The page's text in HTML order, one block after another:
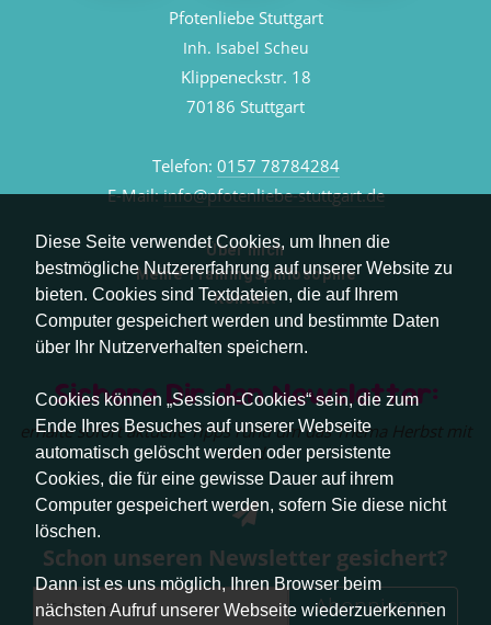
Diese Seite verwendet Cookies, um Ihnen die
bestmögliche Nutzererfahrung auf unserer Website zu
bieten. Cookies sind Textdateien, die auf Ihrem
Computer gespeichert werden und bestimmte Daten
über Ihr Nutzerverhalten speichern.
Cookies können „Session-Cookies“ sein, die zum
Ende Ihres Besuches auf unserer Webseite
automatisch gelöscht werden oder persistente
Cookies, die für eine gewisse Dauer auf ihrem
Computer gespeichert werden, sofern Sie diese nicht
löschen.
Dann ist es uns möglich, Ihren Browser beim
nächsten Aufruf unserer Webseite wiederzuerkennen
Pfotenliebe Stuttgart
Inh. Isabel Scheu
Klippeneckstr. 18
70186 Stuttgart
Telefon: 0157 78784284
E-Mail:info@pfotenliebe-stuttgart.de
Über mich
Meine Trainingsphilosophie
Kontakt
Sichere Dir den Newsletter:
erhalte sofort aktuelle Tipps rund um das Thema Herbst mit
Hund.
Schon unseren Newsletter gesichert?
Abonnieren